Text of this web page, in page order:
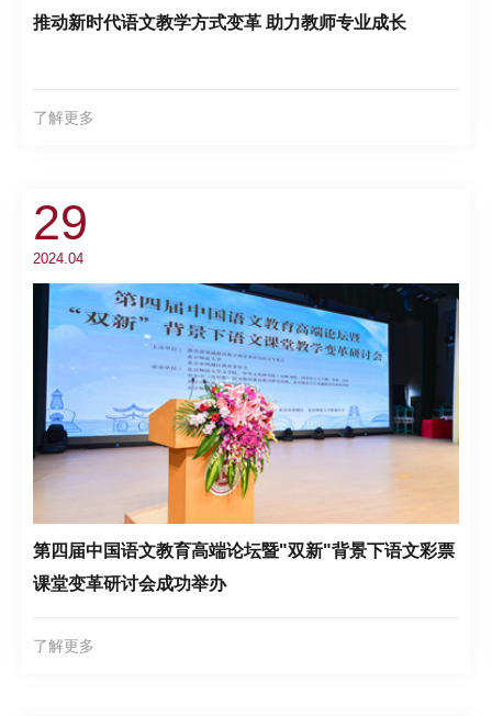
推动新时代语文教学方式变革 助力教师专业成长
了解更多
29
2024.04
第四届中国语文教育高端论坛暨"双新"背景下语文彩票
课堂变革研讨会成功举办
了解更多